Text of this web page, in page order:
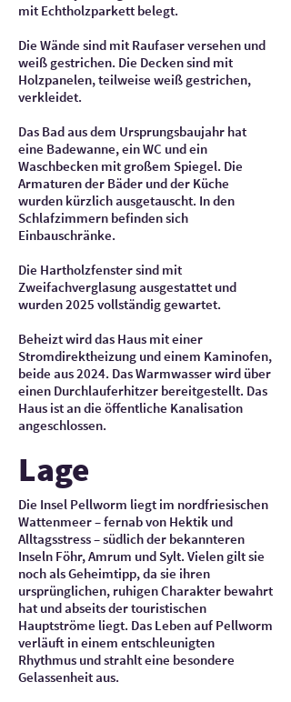
mit Echtholzparkett belegt.
Die Wände sind mit Raufaser versehen und
weiß gestrichen. Die Decken sind mit
Holzpanelen, teilweise weiß gestrichen,
verkleidet.
Das Bad aus dem Ursprungsbaujahr hat
eine Badewanne, ein WC und ein
Waschbecken mit großem Spiegel. Die
Armaturen der Bäder und der Küche
wurden kürzlich ausgetauscht. In den
Schlafzimmern befinden sich
Einbauschränke.
Die Hartholzfenster sind mit
Zweifachverglasung ausgestattet und
wurden 2025 vollständig gewartet.
Beheizt wird das Haus mit einer
Stromdirektheizung und einem Kaminofen,
beide aus 2024. Das Warmwasser wird über
einen Durchlauferhitzer bereitgestellt. Das
Haus ist an die öffentliche Kanalisation
angeschlossen.
Lage
Die Insel Pellworm liegt im nordfriesischen
Wattenmeer – fernab von Hektik und
Alltagsstress – südlich der bekannteren
Inseln Föhr, Amrum und Sylt. Vielen gilt sie
noch als Geheimtipp, da sie ihren
ursprünglichen, ruhigen Charakter bewahrt
hat und abseits der touristischen
Hauptströme liegt. Das Leben auf Pellworm
verläuft in einem entschleunigten
Rhythmus und strahlt eine besondere
Gelassenheit aus.